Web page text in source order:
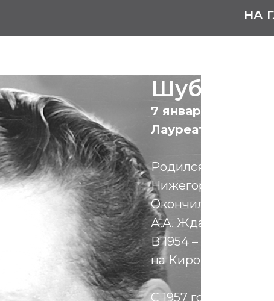
НА
Шубин
7 января 1931 – 30
Лауреат
Родился в селе
Нижегородской
Окончил
А.А. Жданова (1954
В 1954 – 1957 годах
на Кировском
С 1957 года